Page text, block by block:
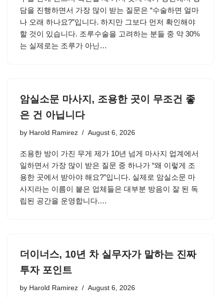
담을 진행하면서 가장 많이 받는 질문은 “수술하면 얼마
나 오래 하나요?”입니다. 하지만 그보다 먼저 확인해야
할 것이 있습니다. 조루수술을 고려하는 분들 중 약 30%
는 실제로는 조루가 아닌…
암실소문 마사지, 조용한 곳이 무조건 좋
은 건 아닙니다
by Harold Ramirez August 6, 2026
조용한 방이 가진 무게 제가 10년 넘게 마사지 업계에서
일하면서 가장 많이 받은 질문 중 하나가 “왜 이렇게 조
용한 곳에서 받아야 해요?”입니다. 실제로 암실소문 마
사지라는 이름이 붙은 업체들은 대부분 방음이 잘 된 독
립된 공간을 운영합니다.…
더이너스, 10년 차 실무자가 말하는 진짜
투자 포인트
by Harold Ramirez August 6, 2026